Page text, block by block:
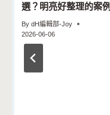
選？明亮好整理的案例
By dH編輯部-Joy
2026-06-06